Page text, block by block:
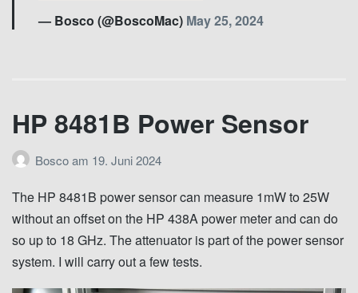
— Bosco (@BoscoMac) May 25, 2024
HP 8481B Power Sensor
Boscoam 19. Juni 2024
The HP 8481B power sensor can measure 1mW to 25W
without an offset on the HP 438A power meter and can do
so up to 18 GHz. The attenuator is part of the power sensor
system. I will carry out a few tests.